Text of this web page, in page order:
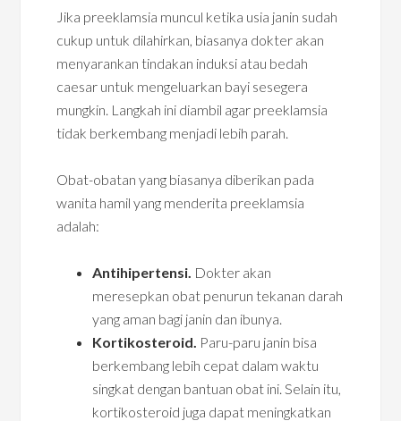
Jika preeklamsia muncul ketika usia janin sudah
cukup untuk dilahirkan, biasanya dokter akan
menyarankan tindakan induksi atau bedah
caesar untuk mengeluarkan bayi sesegera
mungkin. Langkah ini diambil agar preeklamsia
tidak berkembang menjadi lebih parah.
Obat-obatan yang biasanya diberikan pada
wanita hamil yang menderita preeklamsia
adalah:
Antihipertensi. Dokter akan
meresepkan obat penurun tekanan darah
yang aman bagi janin dan ibunya.
Kortikosteroid. Paru-paru janin bisa
berkembang lebih cepat dalam waktu
singkat dengan bantuan obat ini. Selain itu,
kortikosteroid juga dapat meningkatkan